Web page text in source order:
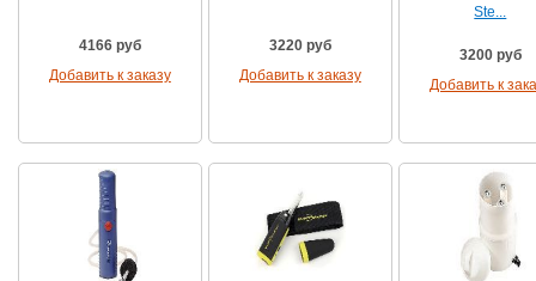
4166 руб
Добавить к заказу
3220 руб
Добавить к заказу
Ste...
3200 руб
Добавить к